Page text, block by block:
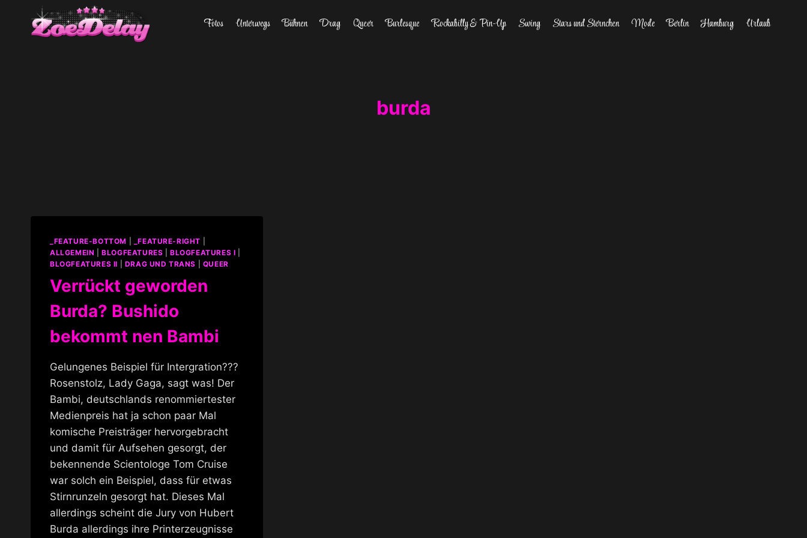
springen
Fotos Unterwegs Bühnen Drag Queer Burlesque Rockabilly & Pin-Up Swing Stars und Sternchen Mode Berlin Hamburg Urlaub
burda
_FEATURE-BOTTOM _FEATURE-RIGHT
ALLGEMEIN |BLOGFEATURES |BLOGFEATURES I
BLOGFEATURES II
DRAG UND TRANS QUEER
Verrückt geworden
Burda? Bushido
bekommt nen Bambi
Gelungenes Beispiel für Intergration???
Rosenstolz, Lady Gaga, sagt was! Der
Bambi, deutschlands renommiertester
Medienpreis hat ja schon paar Mal
komische Preisträger hervorgebracht
und damit für Aufsehen gesorgt, der
bekennende Scientologe Tom Cruise
war solch ein Beispiel, dass für etwas
Stirnrunzeln gesorgt hat. Dieses Mal
allerdings scheint die Jury von Hubert
Burda allerdings ihre Printerzeugnisse